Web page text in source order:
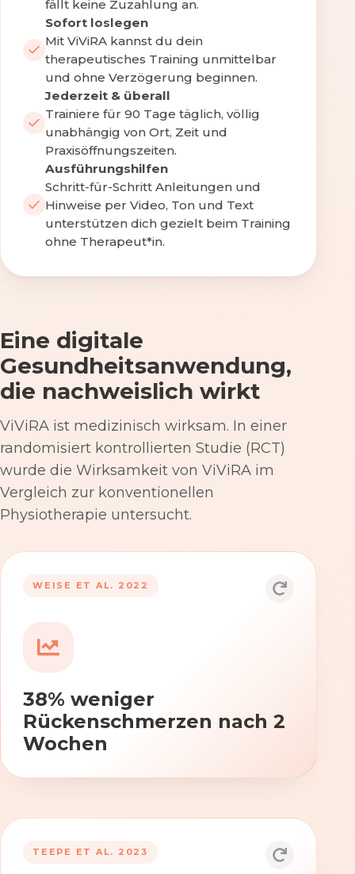
fällt keine Zuzahlung an.
Sofort loslegen
Mit ViViRA kannst du dein
therapeutisches Training unmittelbar
und ohne Verzögerung beginnen.
Jederzeit & überall
Trainiere für 90 Tage täglich, völlig
unabhängig von Ort, Zeit und
Praxisöffnungszeiten.
Ausführungshilfen
Schritt-für-Schritt Anleitungen und
Hinweise per Video, Ton und Text
unterstützen dich gezielt beim Training
ohne Therapeut*in.
Eine digitale
Gesundheitsanwendung,
die nachweislich wirkt
ViViRA ist medizinisch wirksam. In einer
randomisiert kontrollierten Studie (RCT)
wurde die Wirksamkeit von ViViRA im
Vergleich zur konventionellen
Physiotherapie untersucht.
WEISE ET AL. 2022
38% weniger
Rückenschmerzen nach 2
Wochen
53% nach 12 Wochen
TEEPE ET AL. 2023
Durch die Anwendung von ViViRA